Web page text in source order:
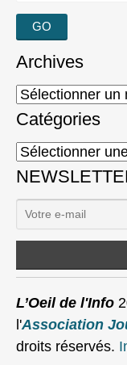
Archives
Archives
Catégories
Catégories
L’Oeil de l'Info
l'Association
droits réservés.